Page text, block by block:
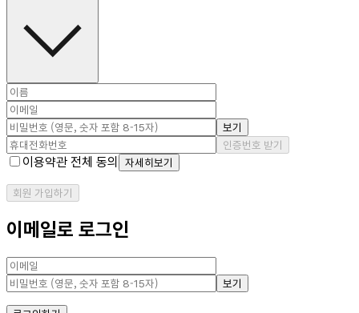
보기
인증번호 받기
이용약관 전체 동의 자세히보기
회원 가입하기
이메일로 로그인
보기